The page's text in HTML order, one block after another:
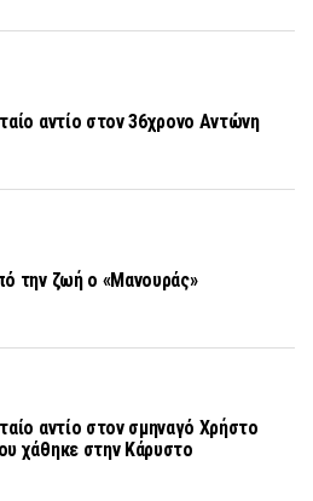
αντίο στον 36χρονο Αντώνη
την ζωή ο «Μανουράς»
αντίο στον σμηναγό Χρήστο
χάθηκε στην Κάρυστο